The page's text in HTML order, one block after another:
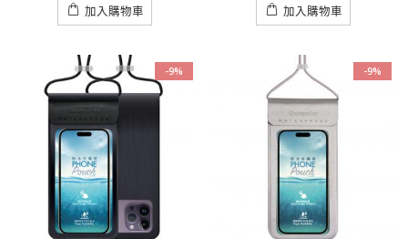
加入購物車 加入購物車
-9% -9%